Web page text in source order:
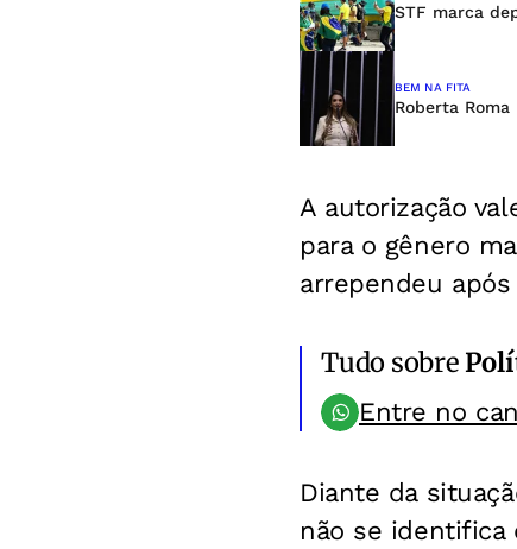
STF marca
BEM NA FITA
Roberta
A autorização
para o gênero
arrependeu
Tudo sobre
Entre no
Diante da
não se identifica